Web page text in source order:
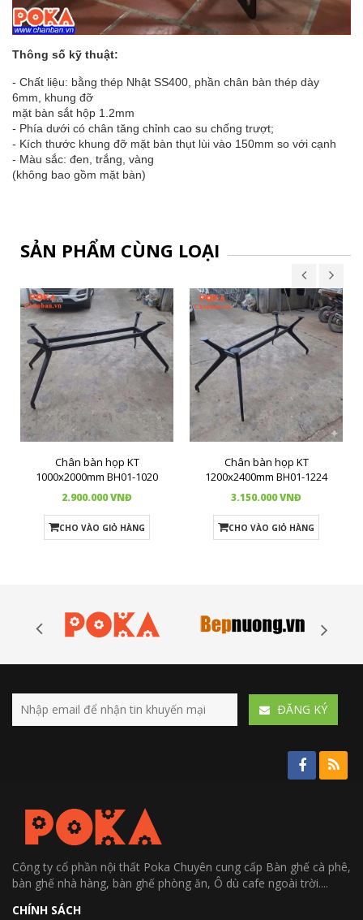
Thông số kỹ thuật:
- Chất liệu: bằng thép Nhật SS400, phần chân bàn thép dày
6mm, khung đỡ
mặt bàn sắt hộp 1.2mm
- Phía dưới có chân tăng chỉnh cao su chống trượt;
- Kích thước khung đỡ mặt bàn thụt lùi vào 150mm so với cạnh
- Màu sắc: đen, trắng, vàng
(không bao gồm mặt bàn)
SẢN PHẨM CÙNG LOẠI
Chân bàn họp KT
1000x2000mm BH01-1020
2.900.000 VNĐ
CHO VÀO GIỎ HÀNG
Chân bàn họp KT
1200x2400mm BH01-1224
3.150.000 VNĐ
CHO VÀO GIỎ HÀNG
ÐĂNG KÝ
Công ty cổ phần nội thất Poka Chuyên cung cấp Bàn ghế cà phê,
bàn ghế nhà hàng, bàn ghế phòng ăn, Ô dù cafe ngoài trời....
CHÍNH SÁCH